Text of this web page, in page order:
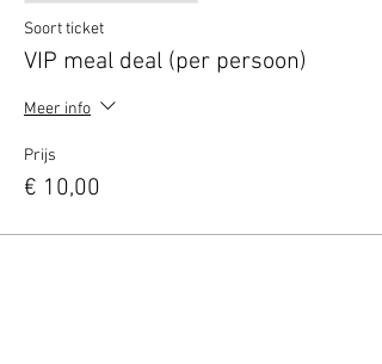
Soort ticket
VIP meal deal (per persoon)
Meer info
Prijs
€ 10,00